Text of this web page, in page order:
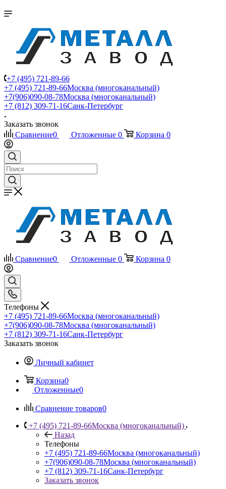
+7 (495) 721-89-66
+7 (495) 721-89-66Москва (многоканальный)
+7(906)090-08-78Москва (многоканальный)
+7 (812) 309-71-16Санк-Петербург
Заказать звонок
Сравнение0 Отложенные 0 Корзина 0
Сравнение0 Отложенные 0 Корзина 0
Телефоны
+7 (495) 721-89-66Москва (многоканальный)
+7(906)090-08-78Москва (многоканальный)
+7 (812) 309-71-16Санк-Петербург
Заказать звонок
Личный кабинет
Корзина0
Отложенные0
Сравнение товаров0
+7 (495) 721-89-66Москва (многоканальный)
Назад
Телефоны
+7 (495) 721-89-66Москва (многоканальный)
+7(906)090-08-78Москва (многоканальный)
+7 (812) 309-71-16Санк-Петербург
Заказать звонок